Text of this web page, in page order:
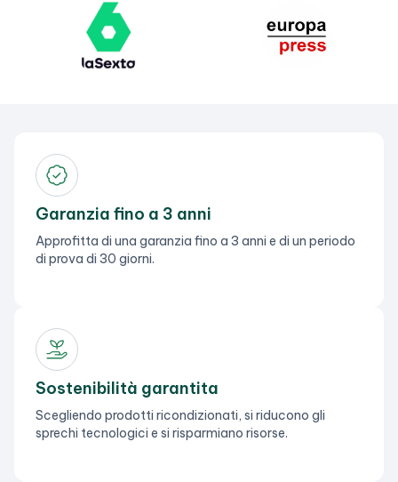
Garanzia fino a 3 anni
Approfitta di una garanzia fino a 3 anni e di un periodo
di prova di 30 giorni.
Sostenibilità garantita
Scegliendo prodotti ricondizionati, si riducono gli
sprechi tecnologici e si risparmiano risorse.